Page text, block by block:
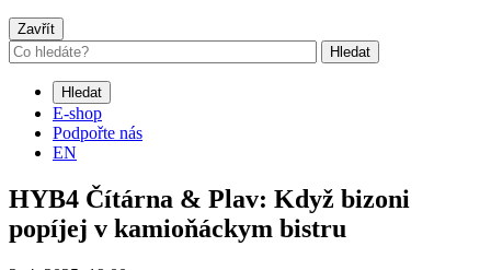
Zavřít
Hledat
Hledat
E-shop
Podpořte nás
EN
HYB4 Čítárna & Plav: Když bizoni
popíjej v kamioňáckym bistru